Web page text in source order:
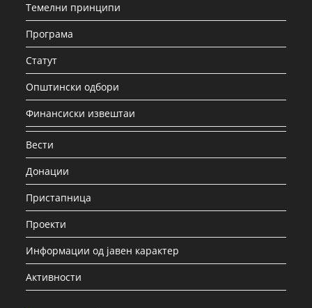
Темелни принципи
Програма
Статут
Општински одбори
Финансиски извештаи
Вести
Донации
Пристапница
Проекти
Информации од јавен карактер
Активности